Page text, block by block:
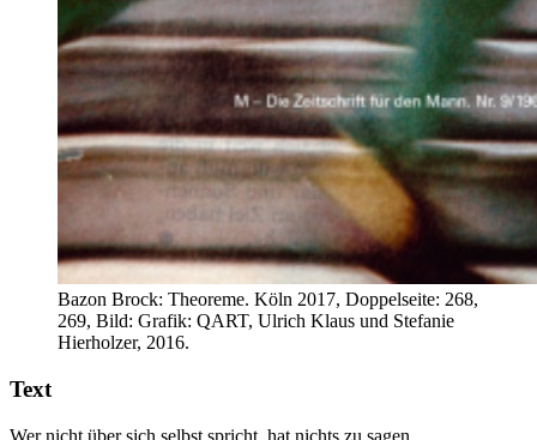
Bazon Brock: Theoreme. Köln 2017, Doppelseite: 268,
269, Bild: Grafik: QART, Ulrich Klaus und Stefanie
Hierholzer, 2016.
Text
Wer nicht über sich selbst spricht, hat nichts zu sagen.